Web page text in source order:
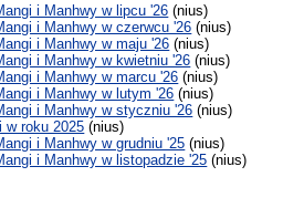
i Manhwy w lipcu '26 (nius)
i Manhwy w czerwcu '26 (nius)
i Manhwy w maju '26 (nius)
i Manhwy w kwietniu '26 (nius)
i Manhwy w marcu '26 (nius)
i Manhwy w lutym '26 (nius)
i Manhwy w styczniu '26 (nius)
w roku 2025 (nius)
i Manhwy w grudniu '25 (nius)
i Manhwy w listopadzie '25 (nius)